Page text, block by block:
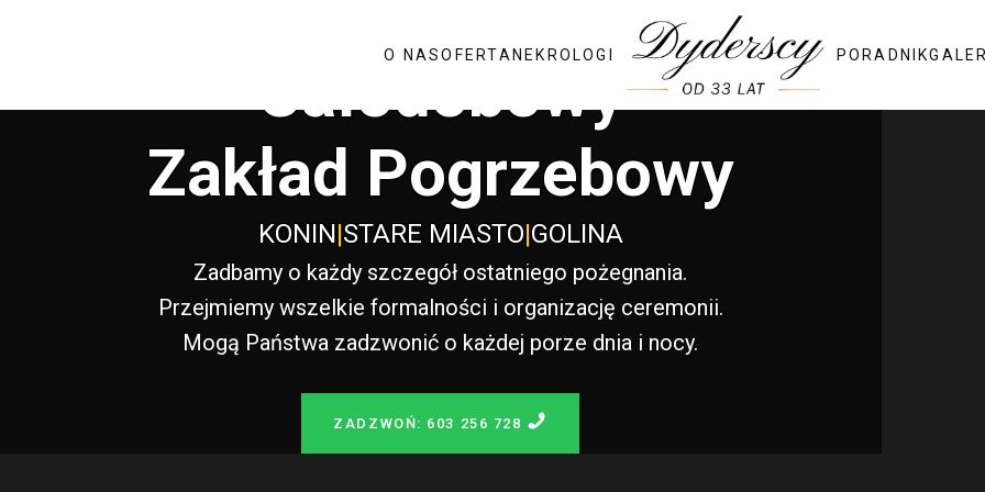
O NASOFERTANEKROLOGI PORADNIK
Całodobowy
Zakład Pogrzebowy
KONIN|STARE MIASTO|GOLINA
Zadbamy o każdy szczegół ostatniego pożegnania.
Przejmiemy wszelkie formalności i organizację ceremonii.
Mogą Państwa zadzwonić o każdej porze dnia i nocy.
ZADZWOŃ: 603 256 728